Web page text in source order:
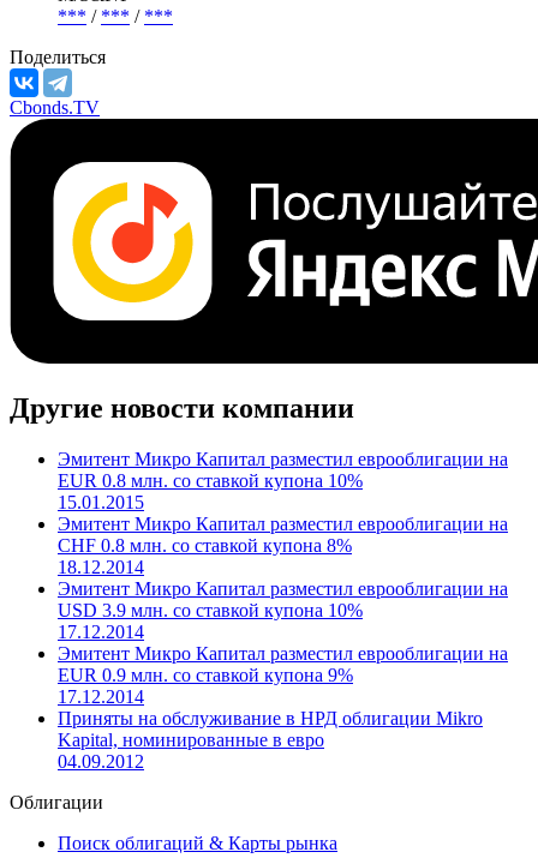
Люксембург
Прочие финансовые институты
М/S&P/F
***/
Поделиться
Cbonds.TV
Другие новости компании
Эмитент Микро Капитал разместил еврооблигации на
EUR 0.8 млн. со ставкой купона 10%
15.01.2015
Эмитент Микро Капитал разместил еврооблигации на
CHF 0.8 млн. со ставкой купона 8%
18.12.2014
Эмитент Микро Капитал разместил еврооблигации на
USD 3.9 млн. со ставкой купона 10%
17.12.2014
Эмитент Микро Капитал разместил еврооблигации на
EUR 0.9 млн. со ставкой купона 9%
Приняты на обслуживание в НРД облигации Mikro
04.09.2012